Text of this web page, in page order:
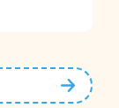
次の月